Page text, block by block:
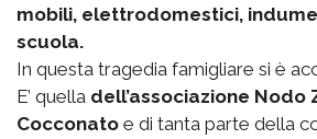
mobili, elettrodomestici,
scuola.
In questa tragedia famigliare si è
E’ quella dell’associazione Nodo
Cocconato e di tanta parte della